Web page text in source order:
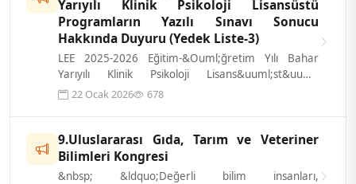
Yarıyılı Klinik Psikoloji Lisansüstü
Programların Yazılı Sınavı Sonucu
Hakkında Duyuru (Yedek Liste-3)
LEE 2025-2026 Eğitim-&Ouml;ğretim Yılı Bahar
Yarıyılı Klinik Psikoloji Lisans&uuml;st&uuml;
Programların Yazılı Sınavı sonucu ilgi...
22 Ocak 2026 678
9.Uluslararası Gıda, Tarım ve Veteriner
Bilimleri Kongresi
&nbsp; &ldquo;Değerli bilim insanları,